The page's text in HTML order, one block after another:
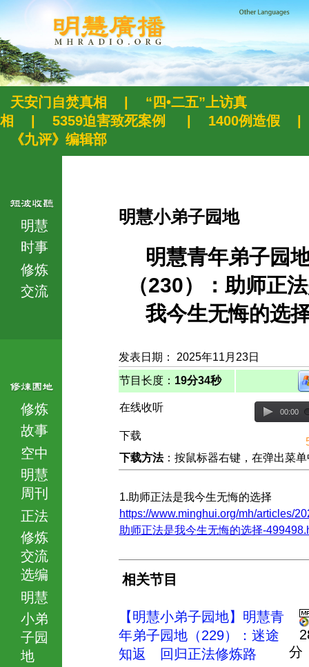
天安门自焚真相
“四•二五”上访真
相
5359迫害致死案例 1400例造假
《九评》编辑部
明慧
时事
修炼
交流
修炼
故事
空中
明慧
周刊
正法
修炼
交流
选编
明慧
小弟
子园
地
明慧小弟子园地
明慧青年弟子园
（230）：助师正
我今生无悔的选
发表日期： 2025年11月23日
节目长度： 19分34秒
在线收听 00:00
下载
下载方法：按鼠标器右键，在弹出菜
1.助师正法是我今生无悔的选择
https://www.minghui.org/mh/articles/
助师正法是我今生无悔的选择-
相关节目
【明慧小弟子园地】明慧青
年弟子园地（229）：迷途
知返 回归正法修炼路
分